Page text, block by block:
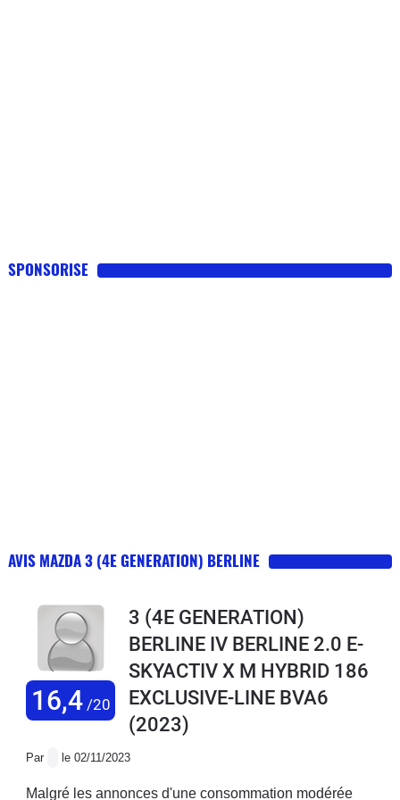
SPONSORISE
AVIS MAZDA 3 (4E GENERATION) BERLINE
16,4/20
3 (4E GENERATION)
BERLINE IV BERLINE 2.0 E-
SKYACTIV X M HYBRID 186
EXCLUSIVE-LINE BVA6
(2023)
Par le 02/11/2023
Malgré les annonces d'une consommation modérée